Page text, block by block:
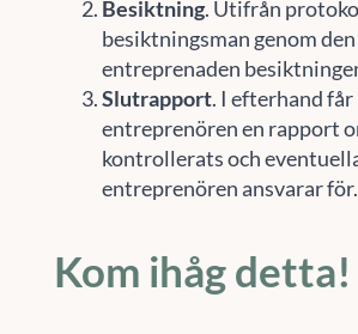
Besiktning. Utifrån
besiktningsman genom
entreprenaden
Slutrapport. I efterhand får
entreprenören en rapport
kontrollerats och
entreprenören ansvarar för.
Kom ihåg detta!